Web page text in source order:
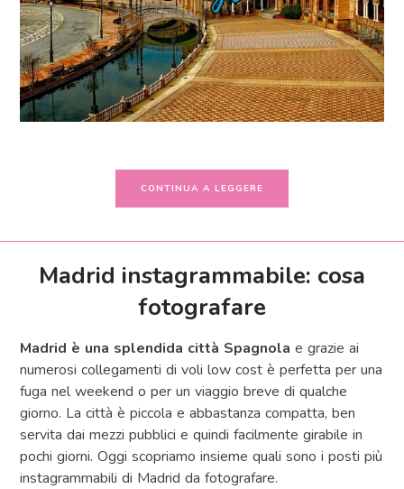
CONTINUA A LEGGERE
Madrid instagrammabile: cosa
fotografare
Madrid è una splendida città Spagnola e grazie ai
numerosi collegamenti di voli low cost è perfetta per una
fuga nel weekend o per un viaggio breve di qualche
giorno. La città è piccola e abbastanza compatta, ben
servita dai mezzi pubblici e quindi facilmente girabile in
pochi giorni. Oggi scopriamo insieme quali sono i posti più
instagrammabili di Madrid da fotografare.